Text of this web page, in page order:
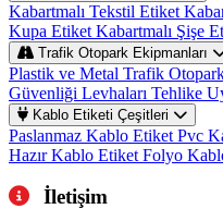
Kabartmalı Tekstil Etiket
Kupa Etiket Kabartmalı Şişe
Trafik Otopark Ekipmanları
Plastik ve Metal Trafik
Güvenliği Levhaları Tehlike
Kablo Etiketi Çeşitleri
Paslanmaz Kablo Etiket Pvc
Hazır Kablo Etiket Folyo
İletişim